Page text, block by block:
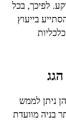
לפיכך, בכל
בייעוץ
ניתן לממש
בניה מוועדת